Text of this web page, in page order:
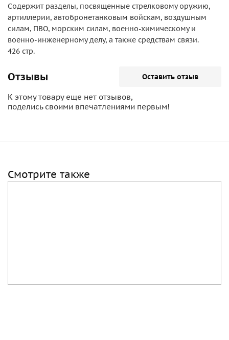
Содержит разделы, посвященные стрелковому оружию,
артиллерии, автобронетанковым войскам, воздушным
силам, ПВО, морским силам, военно-химическому и
военно-инженерному делу, а также средствам связи.
426 стр.
Отзывы Оставить отзыв
К этому товару еще нет отзывов,
поделись своими впечатлениями первым!
Смотрите также